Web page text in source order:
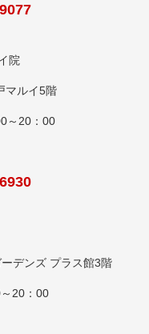
院
マルイ5階
～20：00
デンズ プラス館3階
20：00